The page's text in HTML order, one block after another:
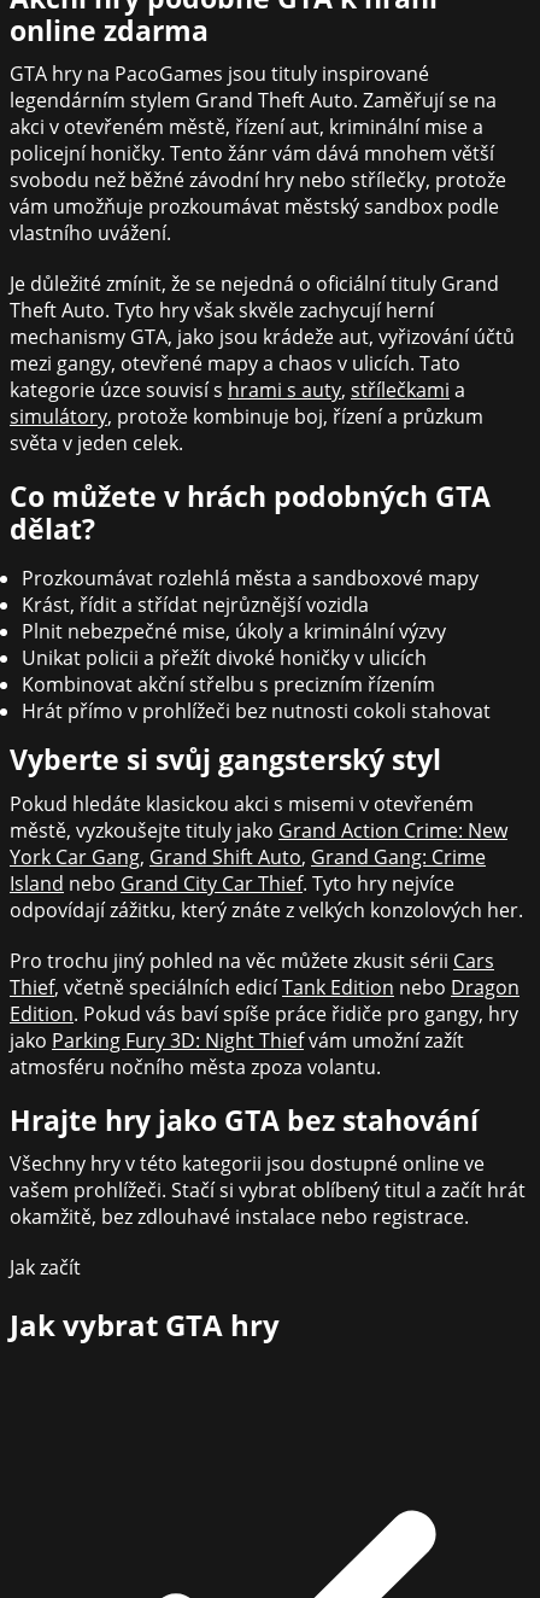
online zdarma
GTA hry na PacoGames jsou tituly inspirované
legendárním stylem Grand Theft Auto. Zaměřují se na
akci v otevřeném městě, řízení aut, kriminální mise a
policejní honičky. Tento žánr vám dává mnohem větší
svobodu než běžné závodní hry nebo střílečky, protože
vám umožňuje prozkoumávat městský sandbox podle
vlastního uvážení.
Je důležité zmínit, že se nejedná o oficiální tituly Grand
Theft Auto. Tyto hry však skvěle zachycují herní
mechanismy GTA, jako jsou krádeže aut, vyřizování účtů
mezi gangy, otevřené mapy a chaos v ulicích. Tato
kategorie úzce souvisí s hrami s auty, střílečkami a
simulátory, protože kombinuje boj, řízení a průzkum
světa v jeden celek.
Co můžete v hrách podobných GTA
dělat?
Prozkoumávat rozlehlá města a sandboxové mapy
Krást, řídit a střídat nejrůznější vozidla
Plnit nebezpečné mise, úkoly a kriminální výzvy
Unikat policii a přežít divoké honičky v ulicích
Kombinovat akční střelbu s precizním řízením
Hrát přímo v prohlížeči bez nutnosti cokoli stahovat
Vyberte si svůj gangsterský styl
Pokud hledáte klasickou akci s misemi v otevřeném
městě, vyzkoušejte tituly jako Grand Action Crime: New
York Car Gang, Grand Shift Auto, Grand Gang: Crime
Island nebo Grand City Car Thief. Tyto hry nejvíce
odpovídají zážitku, který znáte z velkých konzolových her.
Pro trochu jiný pohled na věc můžete zkusit sérii Cars
Thief, včetně speciálních edicíTank Edition nebo Dragon
Edition. Pokud vás baví spíše práce řidiče pro gangy, hry
jako Parking Fury 3D: Night Thiefvám umožní zažít
atmosféru nočního města zpoza volantu.
Hrajte hry jako GTA bez stahování
Všechny hry v této kategorii jsou dostupné online ve
vašem prohlížeči. Stačí si vybrat oblíbený titul a začít hrát
okamžitě, bez zdlouhavé instalace nebo registrace.
Jak začít
Jak vybrat GTA hry